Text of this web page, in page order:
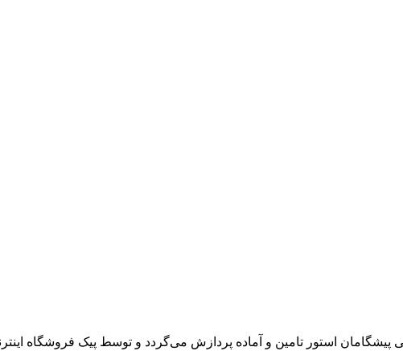
استور تامین و آماده پردازش می‌گردد و توسط پیک فروشگاه